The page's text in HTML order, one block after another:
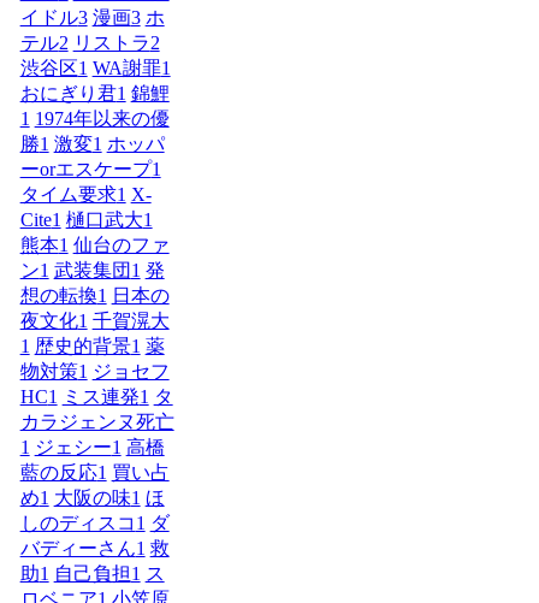
イドル3 漫画3 ホ
テル2 リストラ2
渋谷区1 WA謝罪1
おにぎり君1 錦鯉
1 1974年以来の優
勝1 激変1 ホッパ
ーorエスケープ1
タイム要求1 X-
Cite1 樋口武大1
熊本1 仙台のファ
ン1 武装集団 1 発
想の転換1 日本の
夜文化1 千賀滉大
1 歴史的背景1 薬
物対策1 ジョセフ
HC1 ミス連発1 タ
カラジェンヌ死亡
1 ジェシー1 高橋
藍の反応1 買い占
め1 大阪の味1 ほ
しのディスコ 1 ダ
バディーさん1 救
助1 自己負担1 ス
ロベニア1 小笠原